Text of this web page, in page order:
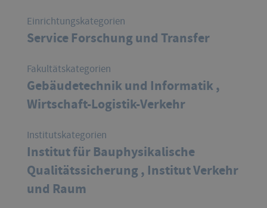
Einrichtungskategorien
Service Forschung und Transfer
Fakultätskategorien
Gebäudetechnik und Informatik ,
Wirtschaft-Logistik-Verkehr
Institutskategorien
Institut für Bauphysikalische
Qualitätssicherung , Institut Verkehr
und Raum